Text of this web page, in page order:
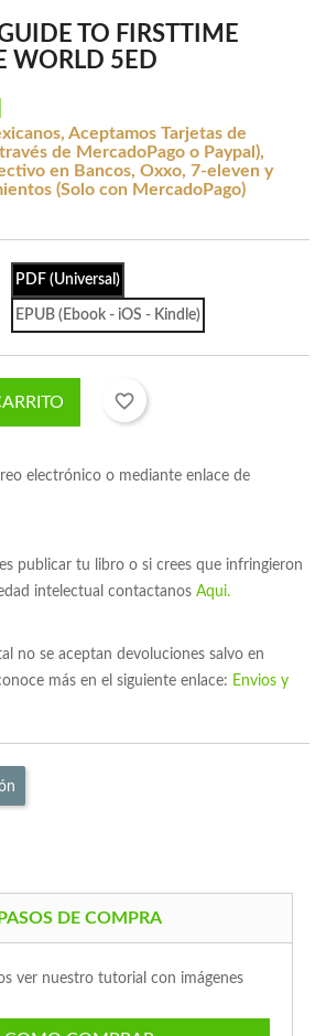
TO FIRSTTIME
WORLD 5ED
Aceptamos Tarjetas de
de MercadoPago o Paypal),
en Bancos, Oxxo, 7-eleven y
(Solo con MercadoPago)
PDF (Universal)
EPUB (Ebook - iOS - Kindle)
favorite_border
electrónico o mediante enlace de
publicar tu libro o si crees que infringieron
intelectual contactanos Aqui.
no se aceptan devoluciones salvo en
más en el siguiente enlace: Envios y
PASOS DE COMPRA
ver nuestro tutorial con imágenes